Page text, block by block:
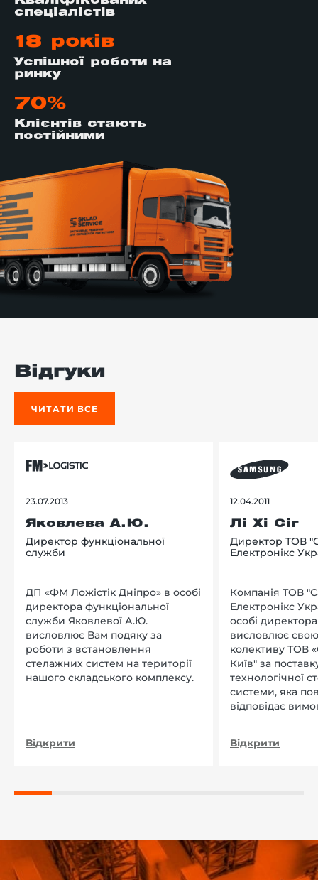
спеціалістів
18 років
Успішної роботи на
ринку
70%
Клієнтів стають
постійними
Відгуки
ЧИТАТИ ВСЕ
23.07.2013
Яковлева А.Ю.
Директор функціональної
служби
ДП «ФМ Ложістік Дніпро» в особі
директора функціональної
служби Яковлевої А.Ю.
висловлює Вам подяку за
роботи з встановлення
стелажних систем на території
нашого складського комплексу.
Відкрити
12.04.2011
Лі Хі Сіг
Директор ТОВ
Електронікс
Компанія ТОВ
Електронікс
особі
висловлює
колективу ТОВ
Київ" за
технологічної
системи, яка
відповідає
Відкрити